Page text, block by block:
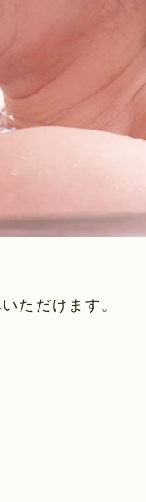
ただけます。